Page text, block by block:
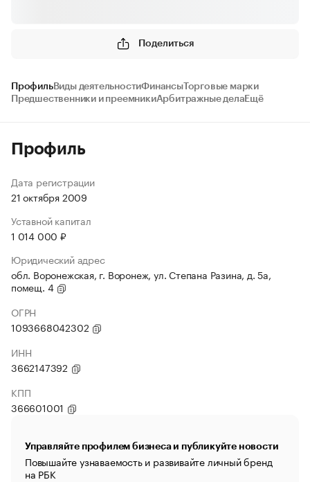
Поделиться
ПрофильВиды деятельностиФинансыТорговые марки
Предшественники и преемникиАрбитражные дела Ещё
Профиль
Дата регистрации
21 октября 2009
Уставной капитал
1 014 000 ₽
Юридический адрес
обл. Воронежская, г. Воронеж, ул. Степана Разина, д. 5а,
помещ. 4
ОГРН
1093668042302
ИНН
3662147392
КПП
366601001
Управляйте профилем бизнеса и публикуйте новости
Повышайте узнаваемость и развивайте личный бренд
на РБК